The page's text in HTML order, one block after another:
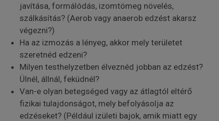
javítása, formálódás, izomtömeg növelés,
szálkásítás? (Aerob vagy anaerob edzést akarsz
végezni?)
Ha az izmozás a lényeg, akkor mely területet
szeretnéd edzeni?
Milyen testhelyzetben élveznéd jobban az edzést?
Ülnél, állnál, feküdnél?
Van-e olyan betegséged vagy az átlagtól eltérő
fizikai tulajdonságot, mely befolyásolja az
edzéseket? (Például izületi bajok, amik miatt egy